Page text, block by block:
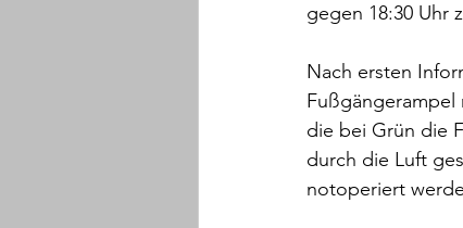
gegen 18:30 Uhr
Nach ersten
Fußgängerampel
die bei Grün die
durch die Luft
notoperiert